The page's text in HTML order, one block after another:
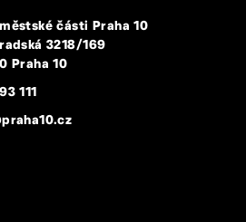
části Praha 10
3218/169
Praha 10
111